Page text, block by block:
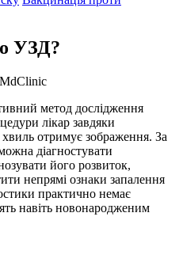
УЗД?
метод дослідження
лікар завдяки
отримує зображення. За
діагностувати
його розвиток,
непрямі ознаки запалення
практично немає
навіть новонародженим